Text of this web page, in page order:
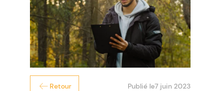
Retour Publié le7 juin 2023